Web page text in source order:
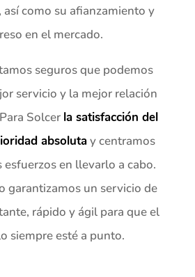
así como su afianzamiento y
en el mercado.
seguros que podemos
servicio y la mejor relación
Solcer la satisfacción del
absolutay centramos
en llevarlo a cabo.
garantizamos un servicio de
rápido y ágil para que el
siempre esté a punto.